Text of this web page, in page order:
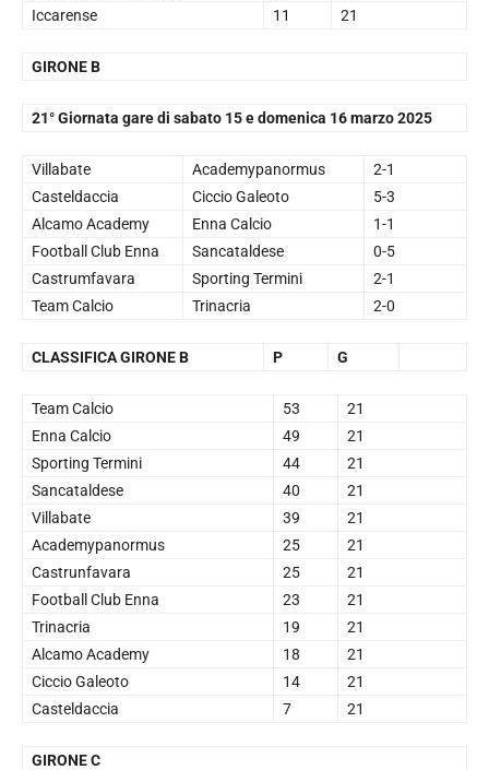
Iccarense
11 21
GIRONE B
21° Giornata gare di sabato 15 e domenica 16 marzo 2025
Villabate Academypanormus
2-1
Casteldaccia
Ciccio Galeoto
5-3
Alcamo Academy
Enna Calcio
1-1
Football Club Enna
Sancataldese
0-5
Castrumfavara
Sporting Termini
2-1
Team Calcio
Trinacria 2-0
CLASSIFICA GIRONE B P G
Team Calcio 53
21
Enna Calcio
49
21
Sporting Termini
44
21
Sancataldese
40
21
Villabate
39
21
Academypanormus
25
21
Castrunfavara
25
21
Football Club Enna
23
21
Trinacria
19
21
Alcamo Academy
18
21
Ciccio Galeoto
14
21
Casteldaccia
7 21
GIRONE C